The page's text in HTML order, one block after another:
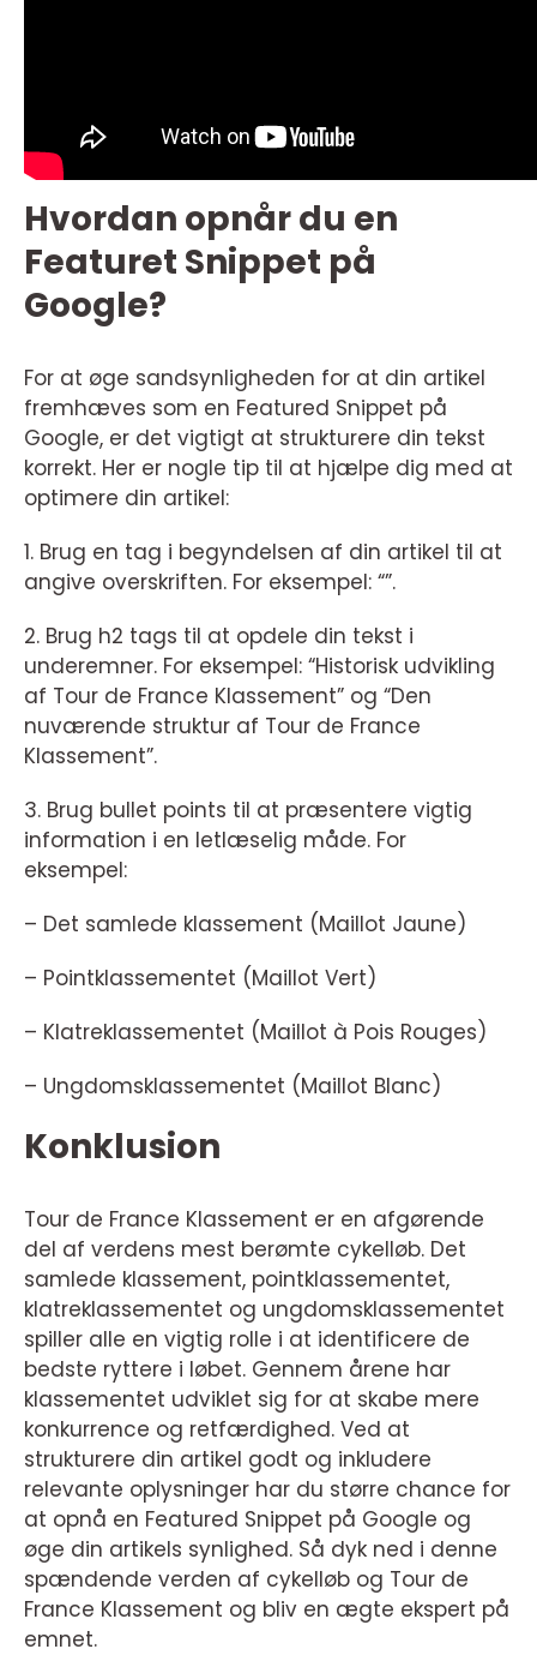
Hvordan opnår du en
Featuret Snippet på
Google?
For at øge sandsynligheden for at din artikel
fremhæves som en Featured Snippet på
Google, er det vigtigt at strukturere din tekst
korrekt. Her er nogle tip til at hjælpe dig med at
optimere din artikel:
1. Brug en tag i begyndelsen af din artikel til at
angive overskriften. For eksempel: “”.
2. Brug h2 tags til at opdele din tekst i
underemner. For eksempel: “Historisk udvikling
af Tour de France Klassement” og “Den
nuværende struktur af Tour de France
Klassement”.
3. Brug bullet points til at præsentere vigtig
information i en letlæselig måde. For
eksempel:
– Det samlede klassement (Maillot Jaune)
– Pointklassementet (Maillot Vert)
– Klatreklassementet (Maillot à Pois Rouges)
– Ungdomsklassementet (Maillot Blanc)
Konklusion
Tour de France Klassement er en afgørende
del af verdens mest berømte cykelløb. Det
samlede klassement, pointklassementet,
klatreklassementet og ungdomsklassementet
spiller alle en vigtig rolle i at identificere de
bedste ryttere i løbet. Gennem årene har
klassementet udviklet sig for at skabe mere
konkurrence og retfærdighed. Ved at
strukturere din artikel godt og inkludere
relevante oplysninger har du større chance for
at opnå en Featured Snippet på Google og
øge din artikels synlighed. Så dyk ned i denne
spændende verden af cykelløb og Tour de
France Klassement og bliv en ægte ekspert på
emnet.